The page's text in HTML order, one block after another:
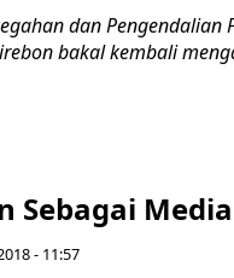
dan Pengendalian
bakal kembali
Sebagai
- 11:57